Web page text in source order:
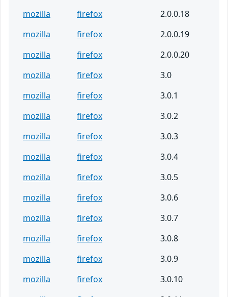
mozilla
firefox
2.0.0.18
mozilla
firefox
2.0.0.19
mozilla
firefox
2.0.0.20
mozilla
firefox
3.0
mozilla
firefox
3.0.1
mozilla
firefox
3.0.2
mozilla
firefox
3.0.3
mozilla
firefox
3.0.4
mozilla
firefox
3.0.5
mozilla
firefox
3.0.6
mozilla
firefox
3.0.7
mozilla
firefox
3.0.8
mozilla
firefox
3.0.9
mozilla
firefox
3.0.10